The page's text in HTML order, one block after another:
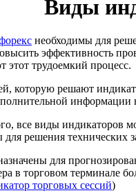
Виды
необходимы для
эффективность
этот трудоемкий процесс.
которую решают
информации
все виды индикаторов
решения технических
для
в торговом терминале
торговых сессий)